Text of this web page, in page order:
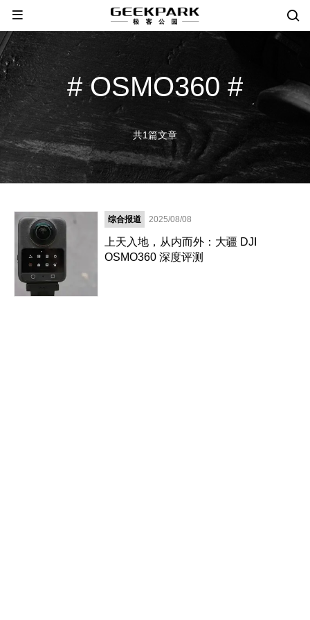
# OSMO360 #
共1篇文章
综合报道 2025/08/08
上天入地，从内而外：大疆 DJI
OSMO360 深度评测